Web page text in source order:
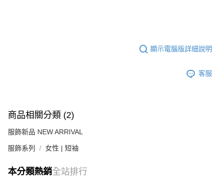
顯示電腦版詳細說明
客服
商品相關分類 (2)
服飾新品 NEW ARRIVAL
服飾系列 女性 | 短袖
本分類熱銷全站排行